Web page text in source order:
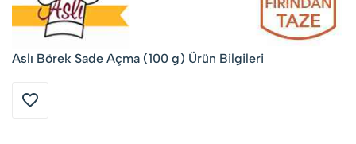
Aslı Börek Sade Açma (100 g) Ürün Bilgileri